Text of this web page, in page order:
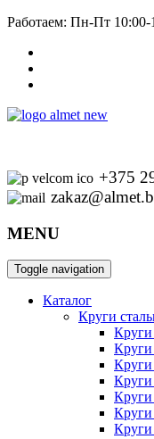
Работаем: Пн-Пт
+375
MENU
Toggle navigation
Каталог
Круги
Круги